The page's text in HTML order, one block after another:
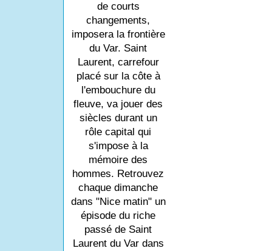
de courts
changements,
imposera la frontière
du Var. Saint
Laurent, carrefour
placé sur la côte à
l'embouchure du
fleuve, va jouer des
siècles durant un
rôle capital qui
s'impose à la
mémoire des
hommes. Retrouvez
chaque dimanche
dans "Nice matin" un
épisode du riche
passé de Saint
Laurent du Var dans